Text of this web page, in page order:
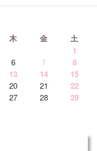
木 金
土
1
6 7
8
13 14
15
20 21
22
27 28
29